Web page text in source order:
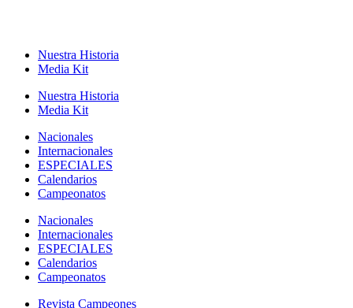
Nuestra Historia
Media Kit
Nuestra Historia
Media Kit
Nacionales
Internacionales
ESPECIALES
Calendarios
Campeonatos
Nacionales
Internacionales
ESPECIALES
Calendarios
Campeonatos
Revista Campeones